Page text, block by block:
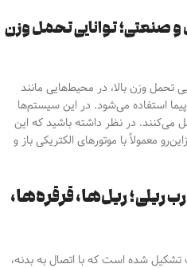
صنعتی؛ توانایی تحمل وزن
تحمل وزن بالا، در محیط‌هایی مانند
استفاده می‌شود. در این سیستم‌ها
می‌کنند. در نظر داشته باشید که این
معمولاً با موتورهای الکتریکی باز و
ریلی؛ ریل‌ها، قرقره‌ها،
شده است که با اتصال به بدنه،